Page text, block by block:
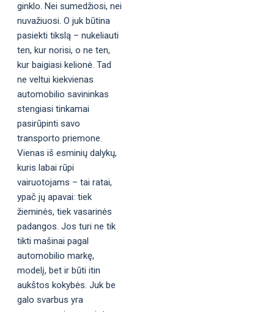
ginklo. Nei sumedžiosi, nei
nuvažiuosi. O juk būtina
pasiekti tikslą – nukeliauti
ten, kur norisi, o ne ten,
kur baigiasi kelionė. Tad
ne veltui kiekvienas
automobilio savininkas
stengiasi tinkamai
pasirūpinti savo
transporto priemone.
Vienas iš esminių dalykų,
kuris labai rūpi
vairuotojams – tai ratai,
ypač jų apavai: tiek
žieminės, tiek vasarinės
padangos. Jos turi ne tik
tikti mašinai pagal
automobilio markę,
modelį, bet ir būti itin
aukštos kokybės. Juk be
galo svarbus yra